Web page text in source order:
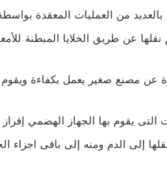
من العمليات المعقدة
عن طريق الخلايا المبطنة
عن مصنع صغير يعمل بكفاءة
يقوم بها الجهاز الهضمي
نقلها إلى الدم ومنه إلى باقى اجزاء